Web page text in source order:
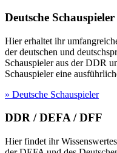
Deutsche Schauspieler
Hier erhaltet ihr
der deutschen und
Schauspieler aus der DDR
Schauspieler eine
» Deutsche Schauspieler
DDR / DEFA / DFF
Hier findet ihr